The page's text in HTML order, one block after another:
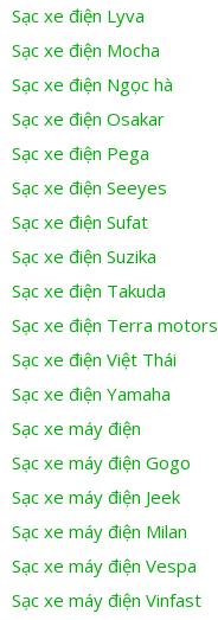
Sạc xe điện Lyva
Sạc xe điện Mocha
Sạc xe điện Ngọc hà
Sạc xe điện Osakar
Sạc xe điện Pega
Sạc xe điện Seeyes
Sạc xe điện Sufat
Sạc xe điện Suzika
Sạc xe điện Takuda
Sạc xe điện Terra motors
Sạc xe điện Việt Thái
Sạc xe điện Yamaha
Sạc xe máy điện
Sạc xe máy điện Gogo
Sạc xe máy điện Jeek
Sạc xe máy điện Milan
Sạc xe máy điện Vespa
Sạc xe máy điện Vinfast